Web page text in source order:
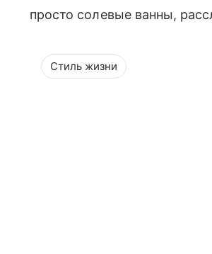
просто солевые ванны,
Стиль жизни